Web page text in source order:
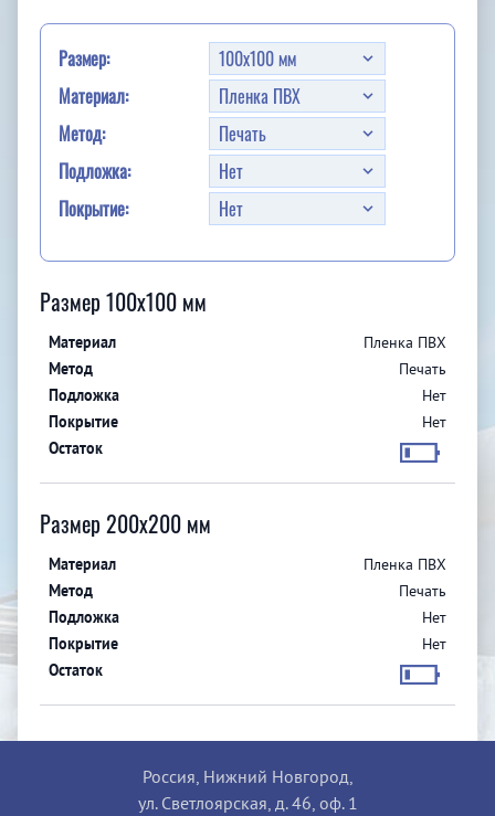
Размер:
Материал:
Метод:
Подложка:
Покрытие:
Размер 100x100 мм
Пленка ПВХ
Печать
Нет
Нет
Размер 200x200 мм
Пленка ПВХ
Печать
Нет
Нет
Россия, Нижний Новгород,
ул. Светлоярская, д. 46, оф. 1